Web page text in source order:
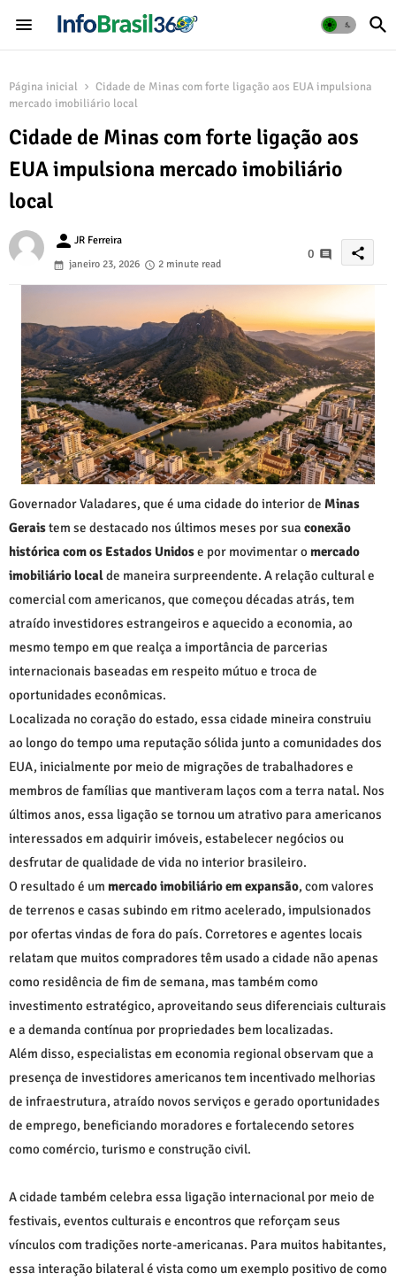
Página inicial
Cidade de Minas com forte ligação aos EUA impulsiona
mercado imobiliário local
Cidade de Minas com forte ligação aos
EUA impulsiona mercado imobiliário
local
person JR Ferreira
janeiro 23, 2026
2 minute read
0 share
Governador Valadares, que é uma cidade do interior de Minas
Geraistem se destacado nos últimos meses por sua conexão
histórica com os Estados Unidose por movimentar o mercado
imobiliário localde maneira surpreendente. A relação cultural e
comercial com americanos, que começou décadas atrás, tem
atraído investidores estrangeiros e aquecido a economia, ao
mesmo tempo em que realça a importância de parcerias
internacionais baseadas em respeito mútuo e troca de
oportunidades econômicas.
Localizada no coração do estado, essa cidade mineira construiu
ao longo do tempo uma reputação sólida junto a comunidades dos
EUA, inicialmente por meio de migrações de trabalhadores e
membros de famílias que mantiveram laços com a terra natal. Nos
últimos anos, essa ligação se tornou um atrativo para americanos
interessados em adquirir imóveis, estabelecer negócios ou
desfrutar de qualidade de vida no interior brasileiro.
O resultado é um mercado imobiliário em expansão, com valores
de terrenos e casas subindo em ritmo acelerado, impulsionados
por ofertas vindas de fora do país. Corretores e agentes locais
relatam que muitos compradores têm usado a cidade não apenas
como residência de fim de semana, mas também como
investimento estratégico, aproveitando seus diferenciais culturais
e a demanda contínua por propriedades bem localizadas.
Além disso, especialistas em economia regional observam que a
presença de investidores americanos tem incentivado melhorias
de infraestrutura, atraído novos serviços e gerado oportunidades
de emprego, beneficiando moradores e fortalecendo setores
como comércio, turismo e construção civil.
A cidade também celebra essa ligação internacional por meio de
festivais, eventos culturais e encontros que reforçam seus
vínculos com tradições norte-americanas. Para muitos habitantes,
essa interação bilateral é vista como um exemplo positivo de como